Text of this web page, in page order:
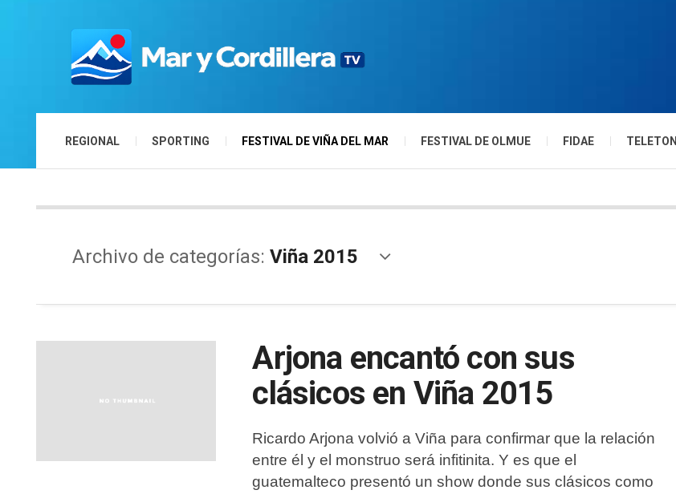
REGIONAL SPORTING FESTIVAL DE VIÑA DEL MAR FESTIVAL DE OLMUE FIDAE TELETON
Archivo de categorías: Viña 2015
Arjona encantó con sus
clásicos en Viña 2015
Ricardo Arjona volvió a Viña para confirmar que la relación
entre él y el monstruo será infitinita. Y es que el
guatemalteco presentó un show donde sus clásicos como